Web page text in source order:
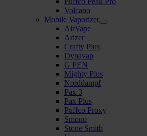
Volcano
Mobile Vaporizer
AirVape
Arizer
Crafty Plus
Dynavap
G PEN
Mighty Plus
Norddampf
Pax 3
Pax Plus
Puffco Proxy
Smono
Stone Smith